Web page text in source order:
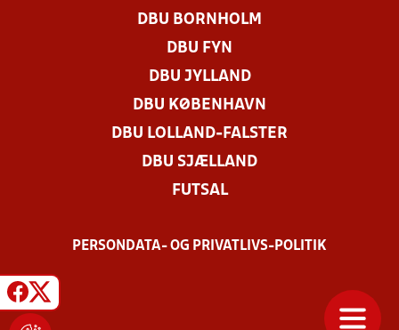
DBU BORNHOLM
DBU FYN
DBU JYLLAND
DBU KØBENHAVN
DBU LOLLAND-FALSTER
DBU SJÆLLAND
FUTSAL
PERSONDATA- OG PRIVATLIVS-POLITIK